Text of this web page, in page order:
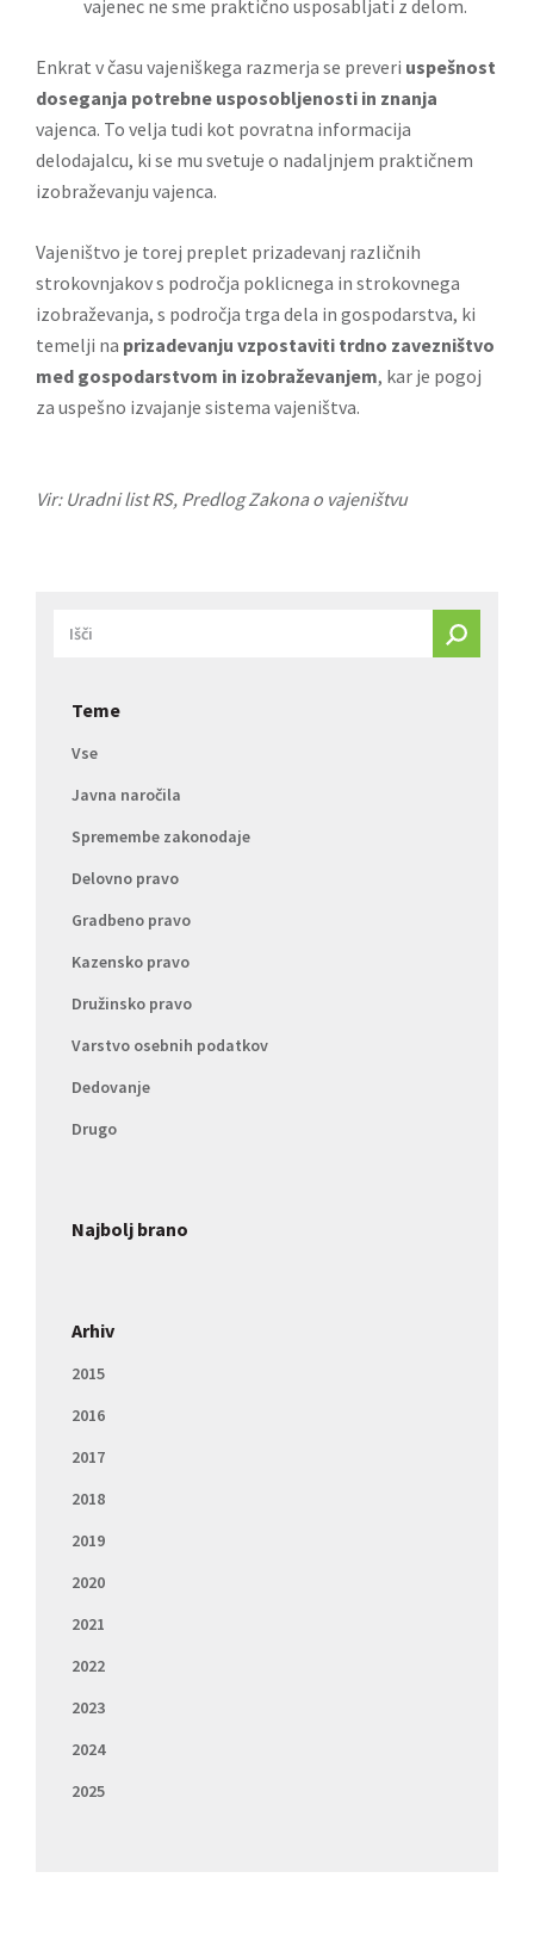
vajenec ne sme praktično usposabljati z delom.
Enkrat v času vajeniškega razmerja se preveri uspešnost
doseganja potrebne usposobljenosti in znanja
vajenca. To velja tudi kot povratna informacija
delodajalcu, ki se mu svetuje o nadaljnjem praktičnem
izobraževanju vajenca.
Vajeništvo je torej preplet prizadevanj različnih
strokovnjakov s področja poklicnega in strokovnega
izobraževanja, s področja trga dela in gospodarstva, ki
temelji na prizadevanju vzpostaviti trdno zavezništvo
med gospodarstvom in izobraževanjem, kar je pogoj
za uspešno izvajanje sistema vajeništva.
Vir: Uradni list RS, Predlog Zakona o vajeništvu
Teme
Vse
Javna naročila
Spremembe zakonodaje
Delovno pravo
Gradbeno pravo
Kazensko pravo
Družinsko pravo
Varstvo osebnih podatkov
Dedovanje
Drugo
Najbolj brano
Arhiv
2015
2016
2017
2018
2019
2020
2021
2022
2023
2024
2025